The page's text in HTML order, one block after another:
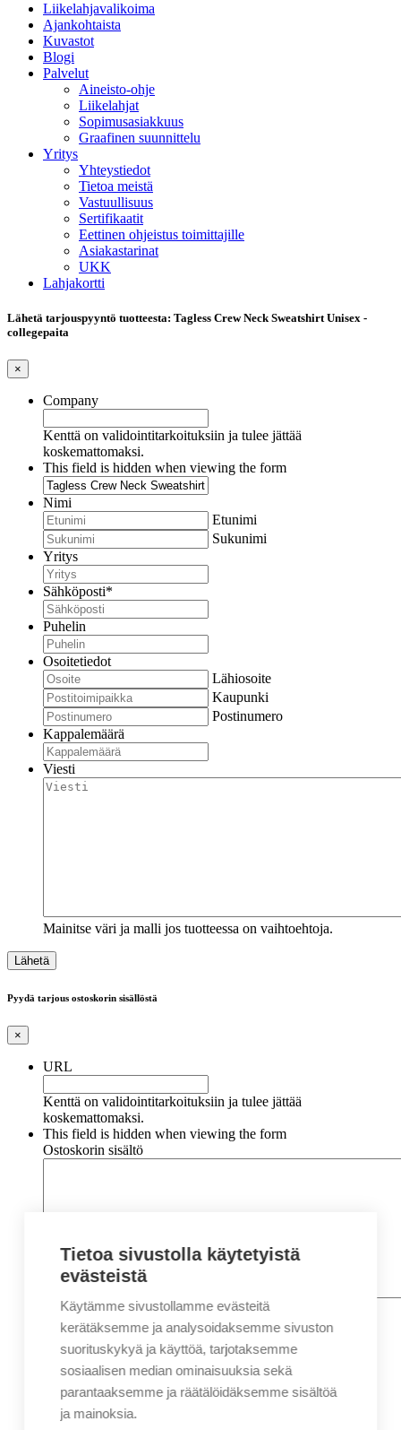
Liikelahjavalikoima
Ajankohtaista
Kuvastot
Blogi
Palvelut
Aineisto-ohje
Liikelahjat
Sopimusasiakkuus
Graafinen suunnittelu
Yritys
Yhteystiedot
Tietoa meistä
Vastuullisuus
Sertifikaatit
Eettinen ohjeistus toimittajille
Asiakastarinat
UKK
Lahjakortti
Lähetä tarjouspyyntö tuotteesta: Tagless Crew Neck Sweatshirt Unisex -
collegepaita
×
Company
Kenttä on validointitarkoituksiin ja tulee jättää
koskemattomaksi.
This field is hidden when viewing the form
Nimi
Etunimi
Sukunimi
Yritys
Sähköposti*
Puhelin
Osoitetiedot
Lähiosoite
Kaupunki
Postinumero
Kappalemäärä
Viesti
Mainitse väri ja malli jos tuotteessa on vaihtoehtoja.
Pyydä tarjous ostoskorin sisällöstä
×
URL
Kenttä on validointitarkoituksiin ja tulee jättää
koskemattomaksi.
This field is hidden when viewing the form
Ostoskorin sisältö
Nimi*
Etunimi
Sukunimi
Sähköposti*
Tietoa sivustolla käytetyistä
evästeistä
Käytämme sivustollamme evästeitä
kerätäksemme ja analysoidaksemme sivuston
suorituskykyä ja käyttöä, tarjotaksemme
sosiaalisen median ominaisuuksia sekä
parantaaksemme ja räätälöidäksemme sisältöä
ja mainoksia.